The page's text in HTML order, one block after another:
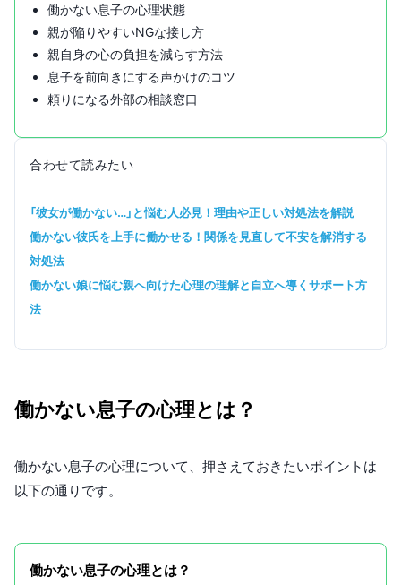
働かない息子の心理状態
親が陥りやすいNGな接し方
親自身の心の負担を減らす方法
息子を前向きにする声かけのコツ
頼りになる外部の相談窓口
合わせて読みたい
「彼女が働かない…」と悩む人必見！理由や正しい対処法を解説
働かない彼氏を上手に働かせる！関係を見直して不安を解消する
対処法
働かない娘に悩む親へ向けた心理の理解と自立へ導くサポート方
法
働かない息子の心理とは？
働かない息子の心理について、押さえておきたいポイントは
以下の通りです。
働かない息子の心理とは？